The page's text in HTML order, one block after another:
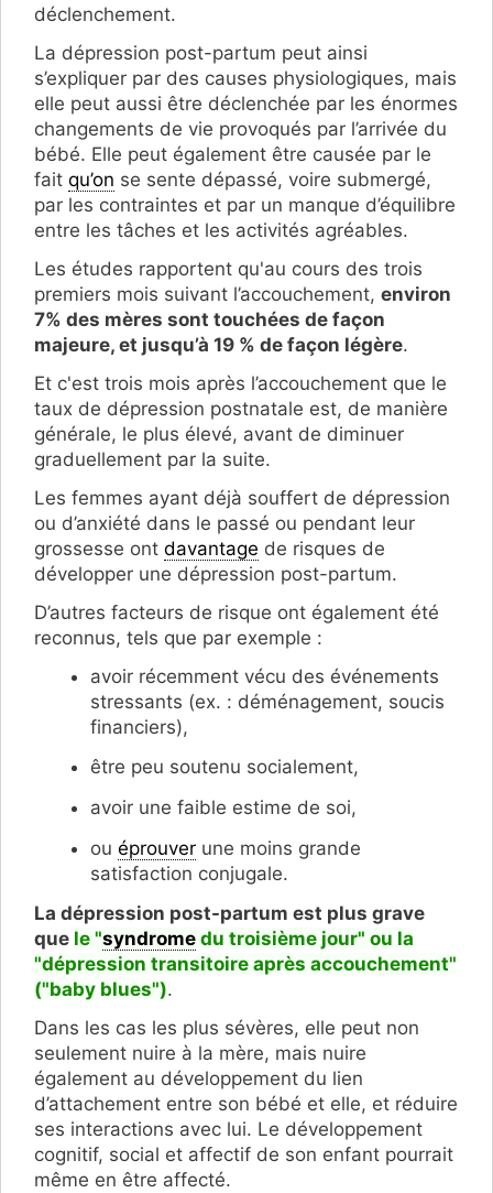
déclenchement.
La dépression post-partum peut ainsi
s’expliquer par des causes physiologiques, mais
elle peut aussi être déclenchée par les énormes
changements de vie provoqués par l’arrivée du
bébé. Elle peut également être causée par le
fait qu’on se sente dépassé, voire submergé,
par les contraintes et par un manque d’équilibre
entre les tâches et les activités agréables.
Les études rapportent qu'au cours des trois
premiers mois suivant l’accouchement, environ
7% des mères sont touchées de façon
majeure, et jusqu’à 19 % de façon légère.
Et c'est trois mois après l’accouchement que le
taux de dépression postnatale est, de manière
générale, le plus élevé, avant de diminuer
graduellement par la suite.
Les femmes ayant déjà souffert de dépression
ou d’anxiété dans le passé ou pendant leur
grossesse ont davantage de risques de
développer une dépression post-partum.
D’autres facteurs de risque ont également été
reconnus, tels que par exemple :
avoir récemment vécu des événements
stressants (ex. : déménagement, soucis
financiers),
être peu soutenu socialement,
avoir une faible estime de soi,
ou éprouver une moins grande
satisfaction conjugale.
La dépression post-partum est plus grave
que le "syndrome du troisième jour" ou la
"dépression transitoire après accouchement"
("baby blues").
Dans les cas les plus sévères, elle peut non
seulement nuire à la mère, mais nuire
également au développement du lien
d’attachement entre son bébé et elle, et réduire
ses interactions avec lui. Le développement
cognitif, social et affectif de son enfant pourrait
même en être affecté.